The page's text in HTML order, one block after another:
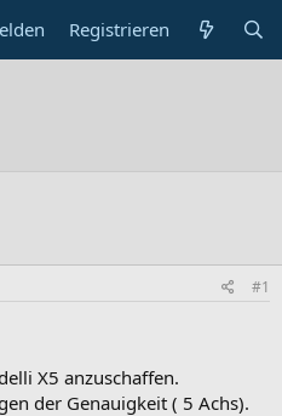
Registrieren
#1
X5 anzuschaffen.
der Genauigkeit ( 5 Achs).